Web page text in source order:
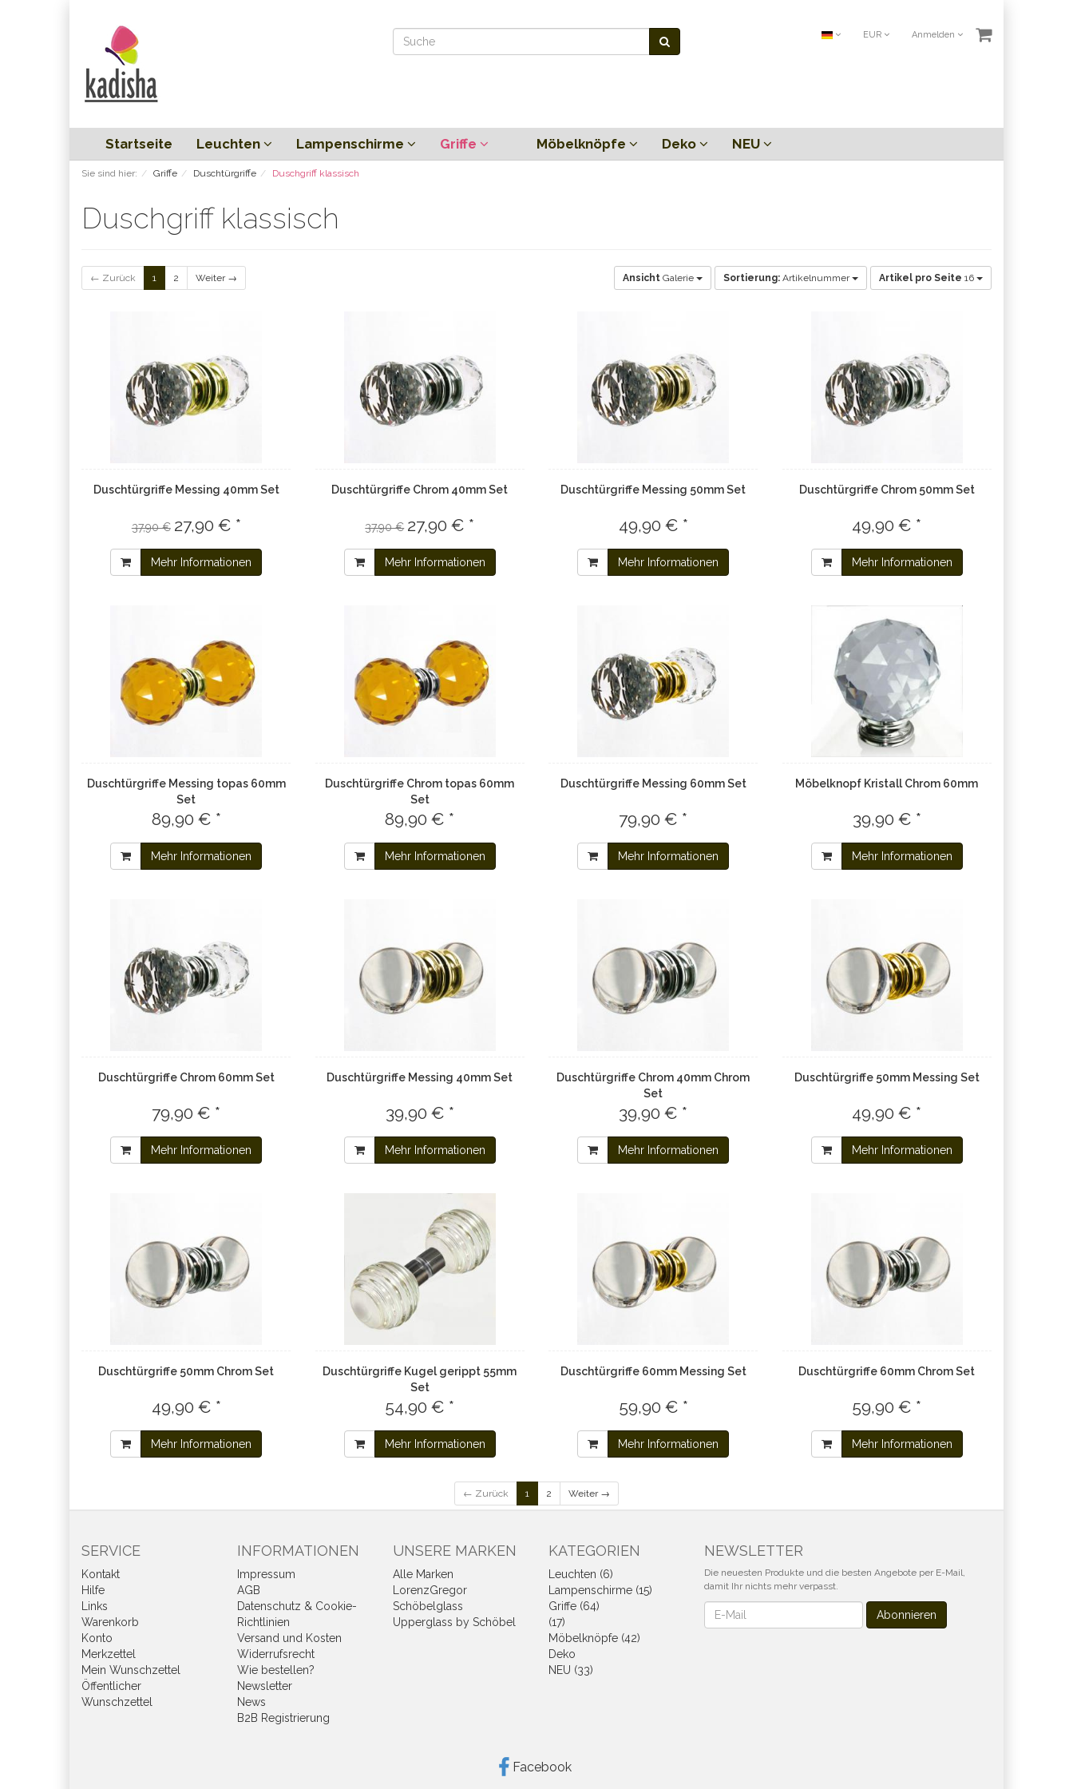
EUR Anmelden
Startseite Leuchten Lampenschirme Griffe Möbelknöpfe Deko NEU
Sie sind hier: Griffe Duschtürgriffe Duschgriff klassisch
Duschgriff klassisch
← Zurück 1 2 Weiter → Ansicht Galerie Sortierung: Artikelnummer Artikel pro Seite 16
Duschtürgriffe Messing 40mm Set
37,90 € 27,90 € *
Mehr Informationen
Duschtürgriffe Chrom 40mm Set
37,90 € 27,90 € *
Mehr Informationen
Duschtürgriffe Messing 50mm Set
49,90 € *
Mehr Informationen
Duschtürgriffe Chrom 50mm Set
49,90 € *
Mehr Informationen
Duschtürgriffe Messing topas 60mm
Set
89,90 € *
Mehr Informationen
Duschtürgriffe Chrom topas 60mm
Set
89,90 € *
Mehr Informationen
Duschtürgriffe Messing 60mm Set
79,90 € *
Mehr Informationen
Möbelknopf Kristall Chrom 60mm
39,90 € *
Mehr Informationen
Duschtürgriffe Chrom 60mm Set
79,90 € *
Mehr Informationen
Duschtürgriffe Messing 40mm Set
39,90 € *
Mehr Informationen
Duschtürgriffe Chrom 40mm Chrom
Set
39,90 € *
Mehr Informationen
Duschtürgriffe 50mm Messing Set
49,90 € *
Mehr Informationen
Duschtürgriffe 50mm Chrom Set
49,90 € *
Mehr Informationen
Duschtürgriffe Kugel gerippt 55mm
Set
54,90 € *
Mehr Informationen
Duschtürgriffe 60mm Messing Set
59,90 € *
Mehr Informationen
Duschtürgriffe 60mm Chrom Set
59,90 € *
Mehr Informationen
← Zurück 1 2 Weiter →
SERVICE
Kontakt
Hilfe
Links
Warenkorb
Konto
Merkzettel
Mein Wunschzettel
Öffentlicher
Wunschzettel
INFORMATIONEN
Impressum
AGB
Datenschutz & Cookie-
Richtlinien
Versand und Kosten
Widerrufsrecht
Wie bestellen?
Newsletter
News
B2B Registrierung
UNSERE MARKEN
Alle Marken
LorenzGregor
Schöbelglass
Upperglass by Schöbel
KATEGORIEN
Leuchten (6)
Lampenschirme (15)
Griffe (64)
(17)
Möbelknöpfe (42)
Deko
NEU (33)
NEWSLETTER
Die neuesten Produkte und die besten Angebote per E-Mail,
damit Ihr nichts mehr verpasst.
Newsletter Abonnieren
Facebook